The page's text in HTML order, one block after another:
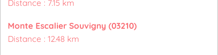
Distance : 7.15 km
Monte Escalier Souvigny (03210)
Distance : 12.48 km